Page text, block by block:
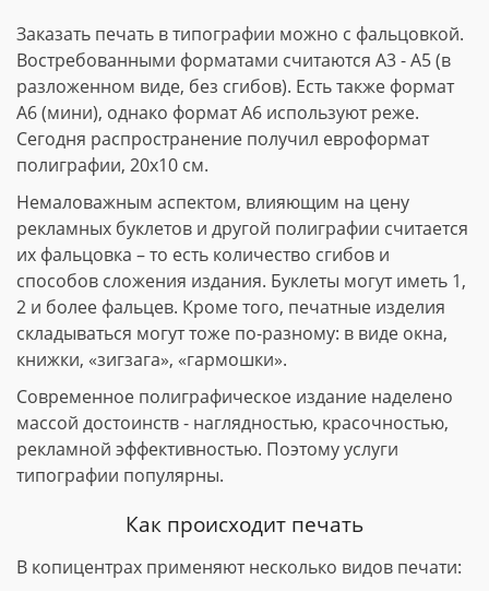
Заказать печать в типографии можно с фальцовкой.
Востребованными форматами считаются А3 - А5 (в
разложенном виде, без сгибов). Есть также формат
А6 (мини), однако формат А6 используют реже.
Сегодня распространение получил евроформат
полиграфии, 20х10 см.
Немаловажным аспектом, влияющим на цену
рекламных буклетов и другой полиграфии считается
их фальцовка – то есть количество сгибов и
способов сложения издания. Буклеты могут иметь 1,
2 и более фальцев. Кроме того, печатные изделия
складываться могут тоже по-разному: в виде окна,
книжки, «зигзага», «гармошки».
Современное полиграфическое издание наделено
массой достоинств - наглядностью, красочностью,
рекламной эффективностью. Поэтому услуги
типографии популярны.
Как происходит печать
В копицентрах применяют несколько видов печати: